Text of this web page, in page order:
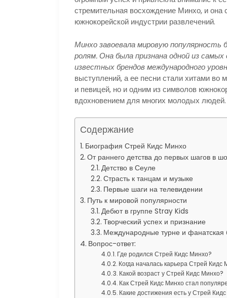
стремительная восхождение Минхо, и она
южнокорейской индустрии развлечений.
Минхо завоевала мировую популярность
ролям. Она была признана одной из
известных брендов международного
выступлений, а ее песни стали хитами во
и певицей, но и одним из символов
вдохновением для многих молодых людей.
Содержание
Биография Стрей Кидс Минхо
От раннего детства до первых шагов в
Детство в Сеуле
Страсть к танцам и музыке
Первые шаги на телевидении
Путь к мировой популярности
Дебют в группе Stray Kids
Творческий успех и признание
Международные турне и фанатская
Вопрос-ответ:
Где родился Стрей Кидс Минхо?
Когда началась карьера Стрей Кидс
Какой возраст у Стрей Кидс Минхо?
Как Стрей Кидс Минхо стал
Какие достижения есть у Стрей